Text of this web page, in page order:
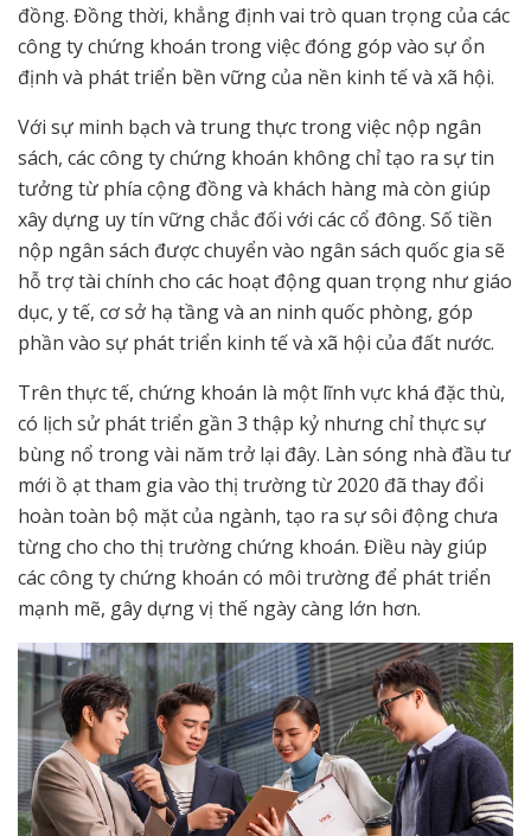
đồng. Đồng thời, khẳng định vai trò quan trọng của các
công ty chứng khoán trong việc đóng góp vào sự ổn
định và phát triển bền vững của nền kinh tế và xã hội.
Với sự minh bạch và trung thực trong việc nộp ngân
sách, các công ty chứng khoán không chỉ tạo ra sự tin
tưởng từ phía cộng đồng và khách hàng mà còn giúp
xây dựng uy tín vững chắc đối với các cổ đông. Số tiền
nộp ngân sách được chuyển vào ngân sách quốc gia sẽ
hỗ trợ tài chính cho các hoạt động quan trọng như giáo
dục, y tế, cơ sở hạ tầng và an ninh quốc phòng, góp
phần vào sự phát triển kinh tế và xã hội của đất nước.
Trên thực tế, chứng khoán là một lĩnh vực khá đặc thù,
có lịch sử phát triển gần 3 thập kỷ nhưng chỉ thực sự
bùng nổ trong vài năm trở lại đây. Làn sóng nhà đầu tư
mới ồ ạt tham gia vào thị trường từ 2020 đã thay đổi
hoàn toàn bộ mặt của ngành, tạo ra sự sôi động chưa
từng cho cho thị trường chứng khoán. Điều này giúp
các công ty chứng khoán có môi trường để phát triển
mạnh mẽ, gây dựng vị thế ngày càng lớn hơn.